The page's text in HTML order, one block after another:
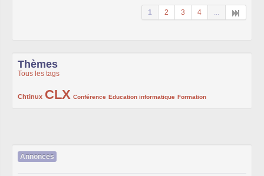
1 2 3 4
Thèmes
Tous les tags
Chtinux
222/1002CLX
1002/1002 Conférence
132/1002 Education informatique
119/1002 Formation
168/1002
Annonces